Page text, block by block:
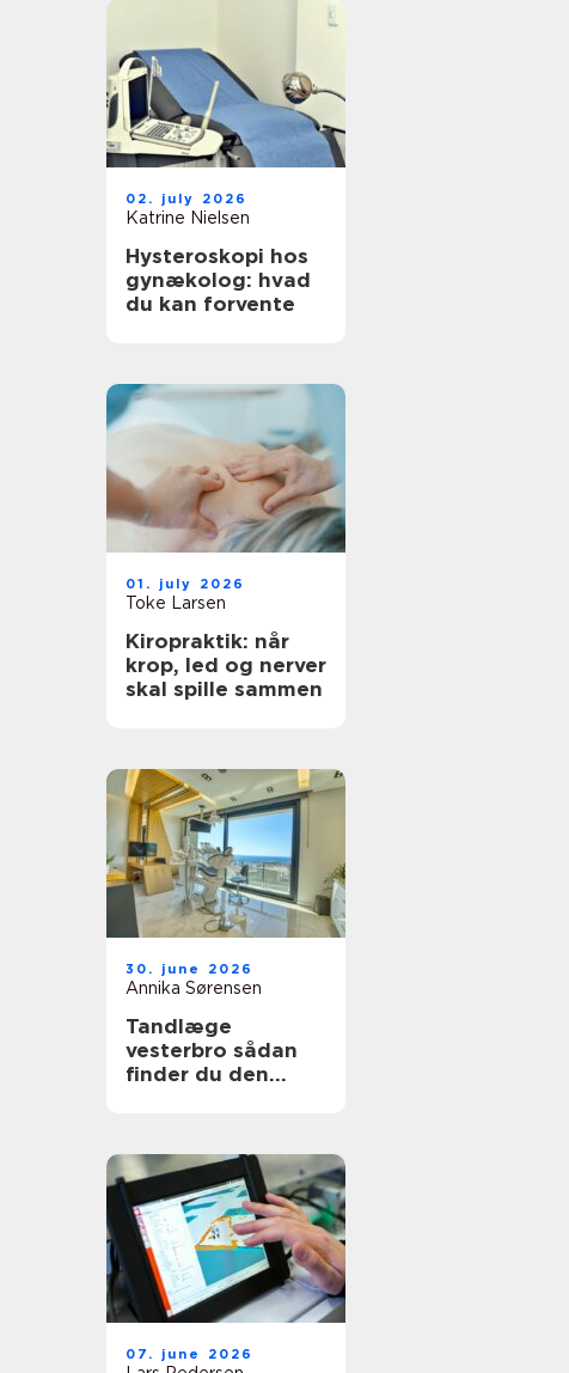
02. july 2026
Katrine Nielsen
Hysteroskopi hos
gynækolog: hvad
du kan forvente
01. july 2026
Toke Larsen
Kiropraktik: når
krop, led og nerver
skal spille sammen
30. june 2026
Annika Sørensen
Tandlæge
vesterbro sådan
finder du den
07. june 2026